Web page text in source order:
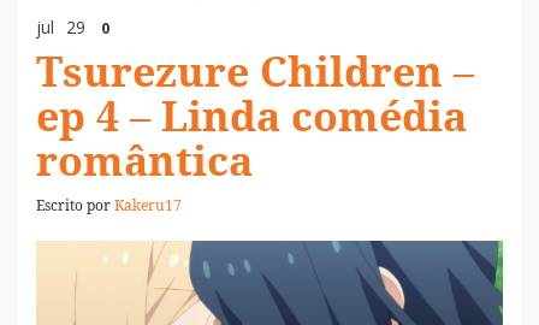
jul 29 0
Tsurezure Children –
ep 4 – Linda comédia
romântica
Escrito porKakeru17